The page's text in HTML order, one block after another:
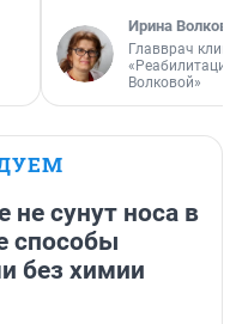
Ирина Волкова
Главврач
«Реабилитация
Волковой»
сунут носа в
способы
без химии